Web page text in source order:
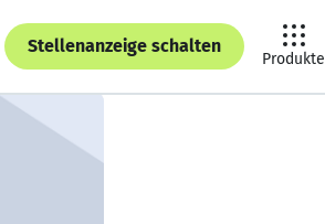
Stellenanzeige schalten
Produkte